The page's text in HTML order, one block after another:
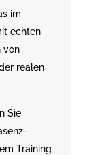
im
echten
von
realen
Sie
Training